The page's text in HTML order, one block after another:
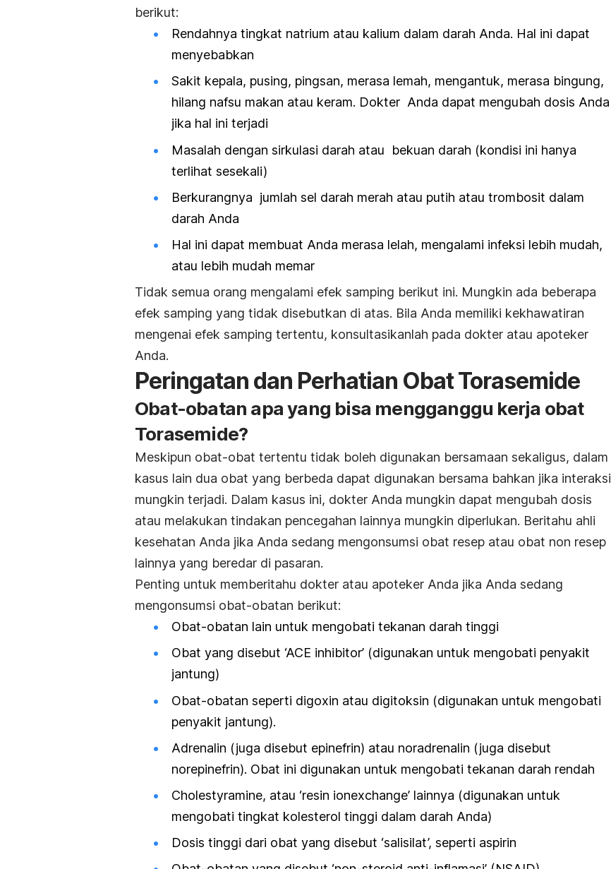
berikut:
Rendahnya tingkat natrium atau kalium dalam darah Anda. Hal ini dapat
menyebabkan
Sakit kepala, pusing, pingsan, merasa lemah, mengantuk, merasa bingung,
hilang nafsu makan atau keram. Dokter Anda dapat mengubah dosis Anda
jika hal ini terjadi
Masalah dengan sirkulasi darah atau bekuan darah (kondisi ini hanya
terlihat sesekali)
Berkurangnya jumlah sel darah merah atau putih atau trombosit dalam
darah Anda
Hal ini dapat membuat Anda merasa lelah, mengalami infeksi lebih mudah,
atau lebih mudah memar
Tidak semua orang mengalami efek samping berikut ini. Mungkin ada beberapa
efek samping yang tidak disebutkan di atas. Bila Anda memiliki kekhawatiran
mengenai efek samping tertentu, konsultasikanlah pada dokter atau apoteker
Anda.
Peringatan dan Perhatian Obat Torasemide
Obat-obatan apa yang bisa mengganggu kerja obat
Torasemide?
Meskipun obat-obat tertentu tidak boleh digunakan bersamaan sekaligus, dalam
kasus lain dua obat yang berbeda dapat digunakan bersama bahkan jika interaksi
mungkin terjadi. Dalam kasus ini, dokter Anda mungkin dapat mengubah dosis
atau melakukan tindakan pencegahan lainnya mungkin diperlukan. Beritahu ahli
kesehatan Anda jika Anda sedang mengonsumsi obat resep atau obat non resep
lainnya yang beredar di pasaran.
Penting untuk memberitahu dokter atau apoteker Anda jika Anda sedang
mengonsumsi obat-obatan berikut:
Obat-obatan lain untuk mengobati tekanan darah tinggi
Obat yang disebut ‘ACE inhibitor’ (digunakan untuk mengobati penyakit
jantung)
Obat-obatan seperti digoxin atau digitoksin (digunakan untuk mengobati
penyakit jantung).
Adrenalin (juga disebut epinefrin) atau noradrenalin (juga disebut
norepinefrin). Obat ini digunakan untuk mengobati tekanan darah rendah
Cholestyramine, atau ‘resin ionexchange’ lainnya (digunakan untuk
mengobati tingkat kolesterol tinggi dalam darah Anda)
Dosis tinggi dari obat yang disebut ‘salisilat’, seperti aspirin